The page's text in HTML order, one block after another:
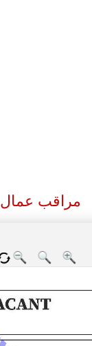
مراقب عمال